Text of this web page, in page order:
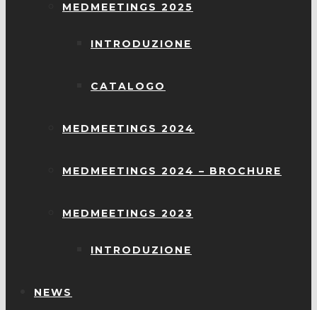
MEDMEETINGS 2025
INTRODUZIONE
CATALOGO
MEDMEETINGS 2024
MEDMEETINGS 2024 – BROCHURE
MEDMEETINGS 2023
INTRODUZIONE
NEWS